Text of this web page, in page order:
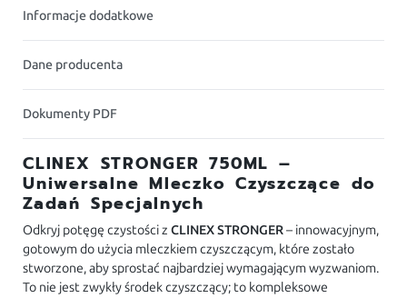
Informacje dodatkowe
Dane producenta
Dokumenty PDF
CLINEX STRONGER 750ML –
Uniwersalne Mleczko Czyszczące do
Zadań Specjalnych
Odkryj potęgę czystości zCLINEX STRONGER– innowacyjnym,
gotowym do użycia mleczkiem czyszczącym, które zostało
stworzone, aby sprostać najbardziej wymagającym wyzwaniom.
To nie jest zwykły środek czyszczący; to kompleksowe